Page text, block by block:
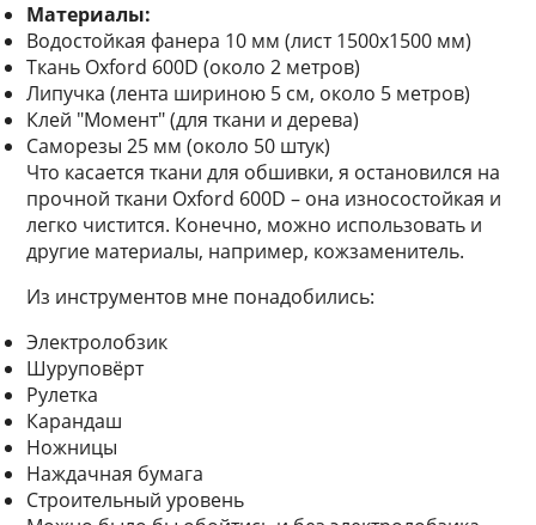
Материалы:
Водостойкая фанера 10 мм (лист 1500х1500 мм)
Ткань Oxford 600D (около 2 метров)
Липучка (лента шириною 5 см, около 5 метров)
Клей "Момент" (для ткани и дерева)
Саморезы 25 мм (около 50 штук)
Что касается ткани для обшивки, я остановился на
прочной ткани Oxford 600D – она износостойкая и
легко чистится. Конечно, можно использовать и
другие материалы, например, кожзаменитель.
Из инструментов мне понадобились:
Электролобзик
Шуруповёрт
Рулетка
Карандаш
Ножницы
Наждачная бумага
Строительный уровень